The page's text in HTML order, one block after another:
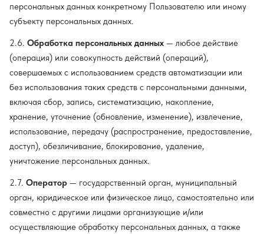
персональных данных конкретному Пользователю или иному
субъекту персональных данных.
2.6. Обработка персональных данных — любое действие
(операция) или совокупность действий (операций),
совершаемых с использованием средств автоматизации или
без использования таких средств с персональными данными,
включая сбор, запись, систематизацию, накопление,
хранение, уточнение (обновление, изменение), извлечение,
использование, передачу (распространение, предоставление,
доступ), обезличивание, блокирование, удаление,
уничтожение персональных данных.
2.7. Оператор — государственный орган, муниципальный
орган, юридическое или физическое лицо, самостоятельно или
совместно с другими лицами организующие и/или
осуществляющие обработку персональных данных, а также